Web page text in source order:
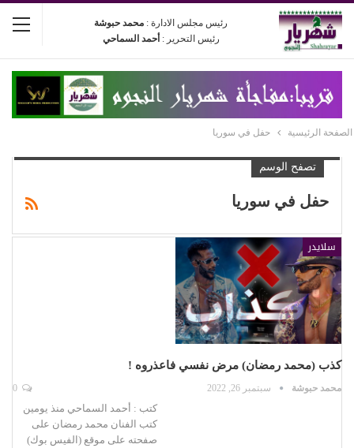
رئيس مجلس الادارة : محمد حبوشة
رئيس التحرير : أحمد السماحي
الصفحة الرئيسية حفل في سوريا
تصفح الوسم
حفل في سوريا
سلايدر
كذب (محمد رمضان) مرض نفسي فاعذروه !
محمد حبوشة سبتمبر 26, 2022
كتب : أحمد السماحي منذ يومين
كتب الفنان محمد رمضان على
صفحته على موقع (الفيس بوك)